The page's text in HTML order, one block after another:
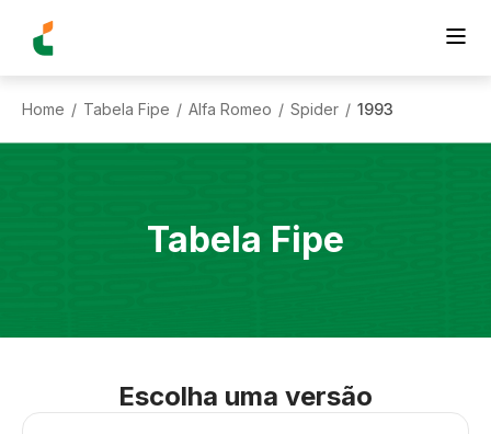
Home / Tabela Fipe / Alfa Romeo / Spider / 1993
Tabela Fipe
Escolha uma versão